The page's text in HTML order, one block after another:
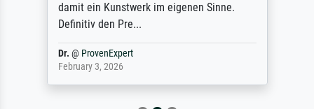
damit ein Kunstwerk im eigenen Sinne.
Definitiv den Pre...
Dr. @ ProvenExpert
February 3, 2026